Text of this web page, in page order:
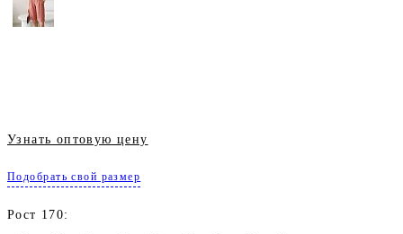
Узнать оптовую цену
Подобрать свой размер
Рост 170: